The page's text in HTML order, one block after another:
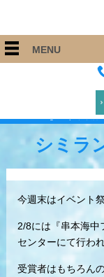
MENU
ARK Diving Shop 串本店
シミラ
今週末はイベント祭
2/8には『串本海中
センターにて行われ
受賞者はもちろん